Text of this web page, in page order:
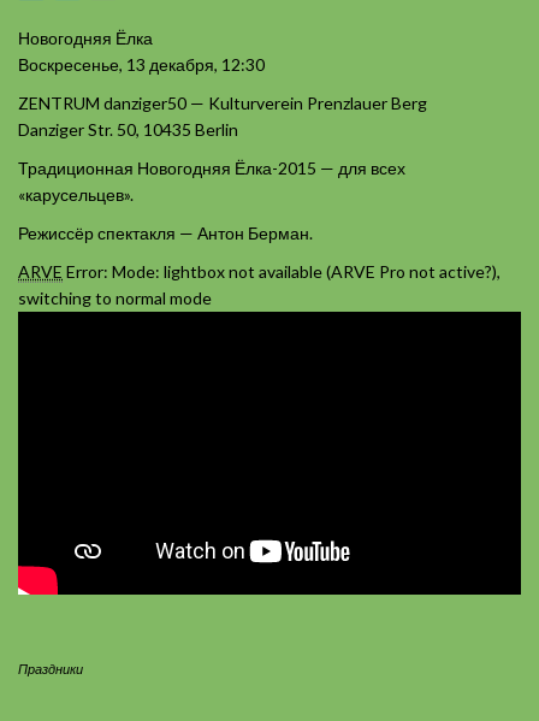
Новогодняя Ёлка
Воскресенье, 13 декабря, 12:30
ZENTRUM danziger50 — Kulturverein Prenzlauer Berg
Danziger Str. 50, 10435 Berlin
Традиционная Новогодняя Ёлка-2015 — для всех
«карусельцев».
Режиссёр спектакля — Антон Берман.
ARVE Error: Mode: lightbox not available (ARVE Pro not active?),
switching to normal mode
Праздники